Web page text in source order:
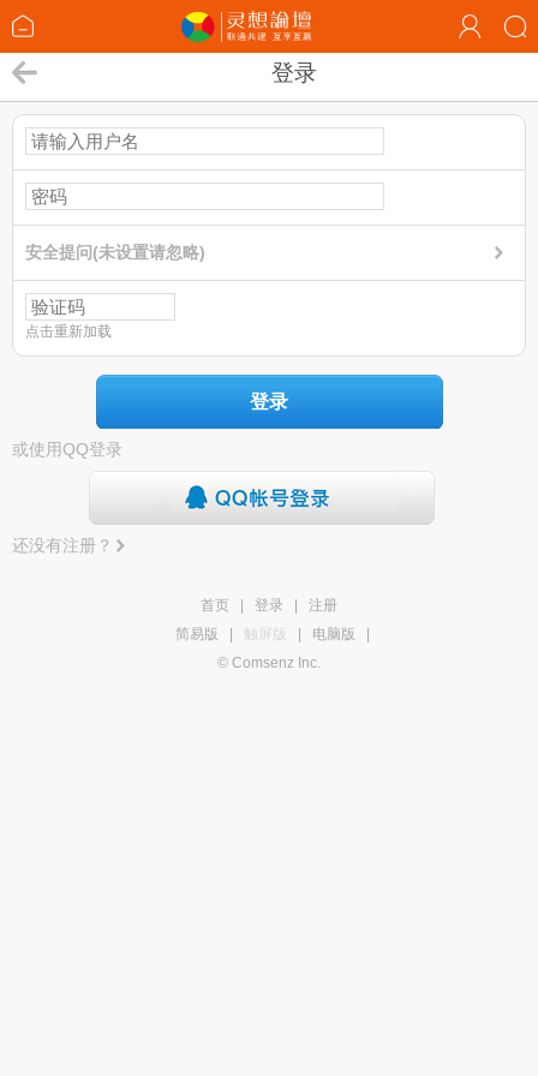
登录
安全提问(未设置请忽略)
点击重新加载
登录
或使用QQ登录
还没有注册？
首页 登录
注册
简易版
触屏版 电脑版
© Comsenz Inc.